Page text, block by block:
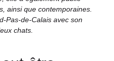
ainsi que contemporaines.
Pas-de-Calais avec son
chats.